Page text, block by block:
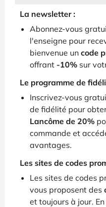
La newsletter :
Abonnez-vous
l'enseigne pour
bienvenue un code
offrant -10% sur
Le programme de
Inscrivez-vous
de fidélité pour
Lancôme de 20%
commande et
avantages.
Les sites de codes
Les sites de codes
vous proposent des
et toujours à jour.